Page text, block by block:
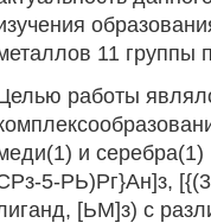
11 группы
работы
и
5-РЬ)Рг}Ан]з,
[ЬМ]з) с